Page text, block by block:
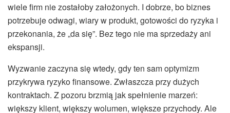
wiele firm nie zostałoby założonych. I dobrze, bo biznes
potrzebuje odwagi, wiary w produkt, gotowości do ryzyka i
przekonania, że „da się”. Bez tego nie ma sprzedaży ani
ekspansji.
Wyzwanie zaczyna się wtedy, gdy ten sam optymizm
przykrywa ryzyko finansowe. Zwłaszcza przy dużych
kontraktach. Z pozoru brzmią jak spełnienie marzeń:
większy klient, większy wolumen, większe przychody. Ale